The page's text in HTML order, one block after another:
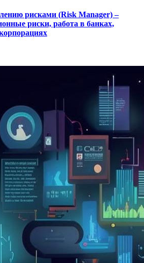
рисками (Risk Manager) –
риски, работа в банках,